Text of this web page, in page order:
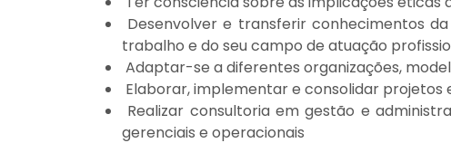
Desenvolver e transferir conhecimentos
trabalho e do seu campo de atuação
Adaptar-se a diferentes organizações,
Elaborar, implementar e consolidar projetos
Realizar consultoria em gestão e
gerenciais e operacionais